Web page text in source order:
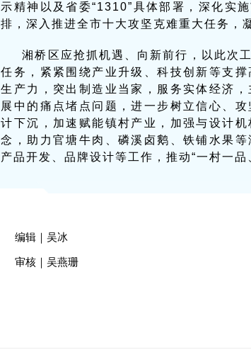
示精神以及省委“1310”具体部署，深化实
排，深入推进全市十大攻坚克难重大任务，
湘桥区应抢抓机遇、向新前行，以此次
任务，紧紧围绕产业升级、科技创新等支
生产力，突出制造业当家，服务实体经济
展中的痛点堵点问题，进一步树立信心、
计下沉，加速赋能镇村产业，加强与设计
念，助力官塘牛肉、磷溪卤鹅、铁铺水果
产品开发、品牌设计等工作，推动“一村一品
编辑｜吴冰
审核｜吴燕珊